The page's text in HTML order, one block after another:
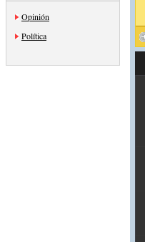
Opinión
Política